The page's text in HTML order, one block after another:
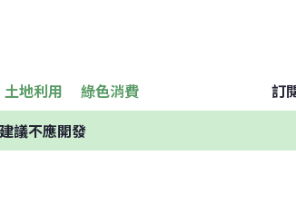
土地利用 綠色消費 訂
議不應開發